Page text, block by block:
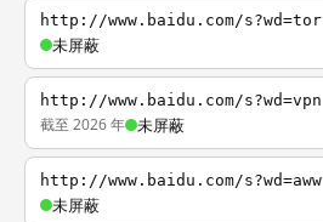
http://www.baidu.com/s?wd=tor
未屏蔽
http://www.baidu.com/s?wd=vpn
截至 2026 年 未屏蔽
http://www.baidu.com/s?wd=aww
未屏蔽